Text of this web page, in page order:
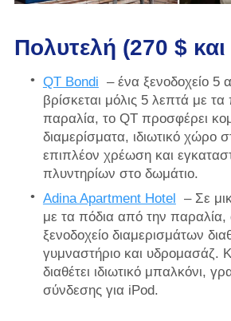
Πολυτελή (270 $
QT Bondi – ένα ξενοδοχείο 5
βρίσκεται μόλις 5 λεπτά με
παραλία, το QT προσφέρει
διαμερίσματα, ιδιωτικό χώρο
επιπλέον χρέωση και
πλυντηρίων στο δωμάτιο.
Adina Apartment Hotel – Σε
με τα πόδια από την παραλία,
ξενοδοχείο διαμερισμάτων
γυμναστήριο και υδρομασάζ.
διαθέτει ιδιωτικό μπαλκόνι,
σύνδεσης για iPod.